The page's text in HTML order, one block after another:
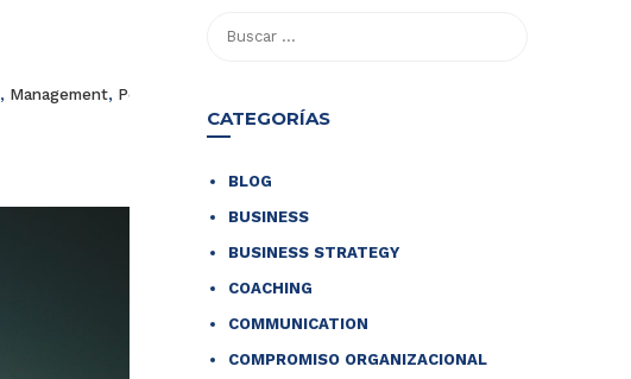
, Management, Personal Development
CATEGORÍAS
BLOG
BUSINESS
BUSINESS STRATEGY
COACHING
COMMUNICATION
COMPROMISO ORGANIZACIONAL